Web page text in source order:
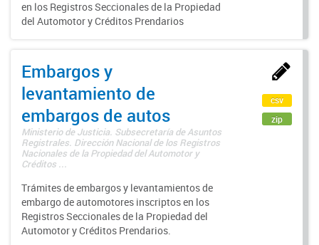
en los Registros Seccionales de la Propiedad
del Automotor y Créditos Prendarios
Embargos y
levantamiento de
embargos de autos
Ministerio de Justicia. Subsecretaría de Asuntos
Registrales. Dirección Nacional de los Registros
Nacionales de la Propiedad del Automotor y
Créditos ...
Trámites de embargos y levantamientos de
embargo de automotores inscriptos en los
Registros Seccionales de la Propiedad del
Automotor y Créditos Prendarios.
csv
zip